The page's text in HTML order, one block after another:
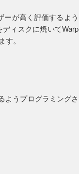
ーが高く評価するよう
ィスクに焼いてWarp
。
ようプログラミングさ